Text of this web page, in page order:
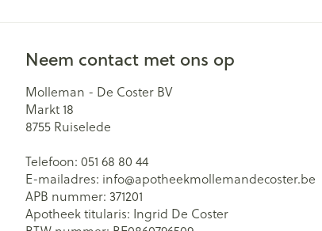
Neem contact met ons op
Molleman - De Coster BV
Markt 18
8755 Ruiselede
Telefoon: 051 68 80 44
E-mailadres: info@apotheekmollemandecoster.be
APB nummer: 371201
Apotheek titularis: Ingrid De Coster